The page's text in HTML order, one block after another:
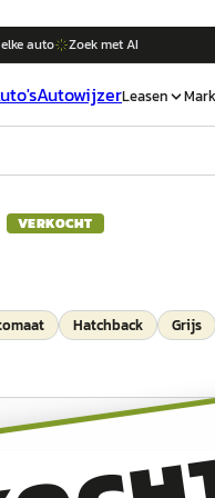
auto Zoek met AI
AutowijzerLeasen
VERKOCHT
Hatchback Grijs